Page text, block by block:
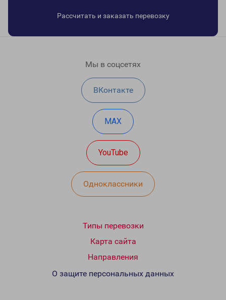
Рассчитать и заказать перевозку
Мы в соцсетях
ВКонтакте
MAX
YouTube
Одноклассники
Типы перевозки
Карта сайта
Направления
О защите персональных данных